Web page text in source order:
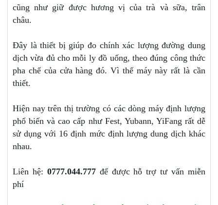
cũng như giữ được hương vị của trà và sữa, trân
châu.
Đây là thiết bị giúp đo chính xác lượng đường dung
dịch vừa đủ cho mỗi ly đồ uống, theo đúng công thức
pha chế của cửa hàng đó. Vì thế máy này rất là cần
thiết.
Hiện nay trên thị trường có các dòng máy định lượng
phổ biến và cao cấp như Fest, Yubann, YiFang rất dễ
sử dụng với 16 định mức định lượng dung dịch khác
nhau.
Liên hệ: 0777.044.777để được hỗ trợ tư vấn miễn
phí